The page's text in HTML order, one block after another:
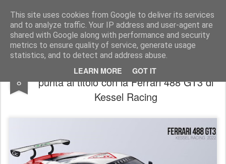
This site uses cookies from Google to deliver its services
and to analyze traffic. Your IP address and user-agent are
shared with Google along with performance and security
metrics to ensure quality of service, generate usage
statistics, and to detect and address abuse.
LEARN MORE GOT IT
AutoMotoCorse. Motorsport Random News 280912
8
Asian Le Mans Series/ David Fumanelli
punta al titolo con la Ferrari 488 GT3 di
Kessel Racing